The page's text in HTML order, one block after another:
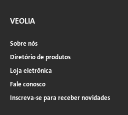
VEOLIA
Sobre nós
Diretório de produtos
Loja eletrônica
Fale conosco
Inscreva-se para receber novidades